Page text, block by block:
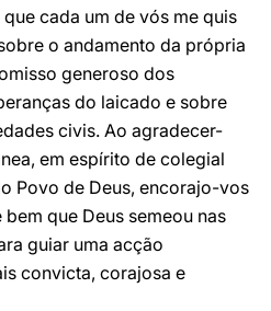
cada um de vós me quis
o andamento da própria
generoso dos
do laicado e sobre
civis. Ao agradecer-
em espírito de colegial
Povo de Deus, encorajo-vos
que Deus semeou nas
guiar uma acção
convicta, corajosa e